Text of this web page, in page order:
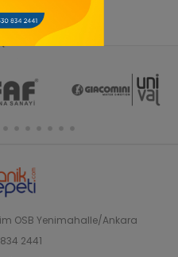
OSB Yenimahalle/Ankara
2441